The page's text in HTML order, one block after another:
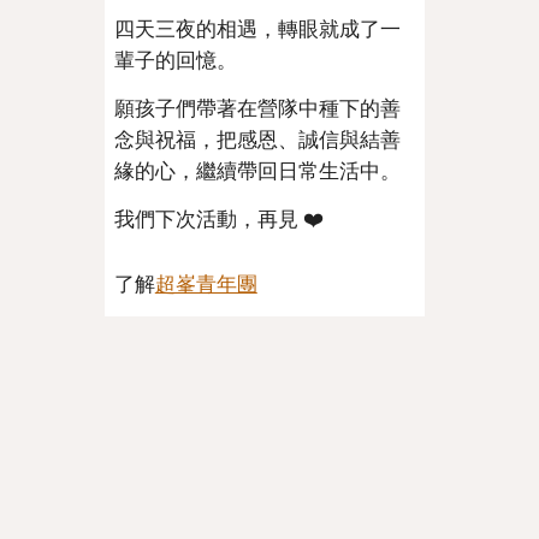
四天三夜的相遇，轉眼就成了一
輩子的回憶。
願孩子們帶著在營隊中種下的善
念與祝福，把感恩、誠信與結善
緣的心，繼續帶回日常生活中。
我們下次活動，再見 ❤️
了解超峯青年團